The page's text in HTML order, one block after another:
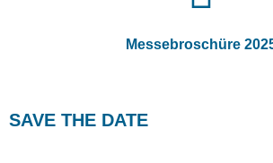
Messebroschüre
SAVE THE DATE